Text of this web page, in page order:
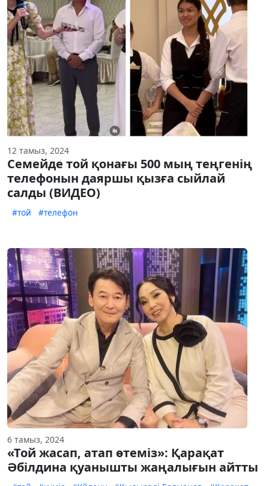
12 тамыз, 2024
Семейде той қонағы 500 мың теңгенің
телефонын даяршы қызға сыйлай
салды (ВИДЕО)
#той #телефон
6 тамыз, 2024
«Той жасап, атап өтеміз»: Қарақат
Әбілдина қуанышты жаңалығын айтты